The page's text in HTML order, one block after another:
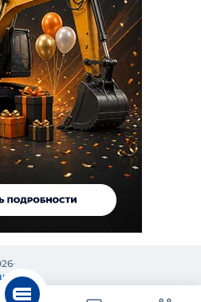
Реклама на Экскаватор Ру